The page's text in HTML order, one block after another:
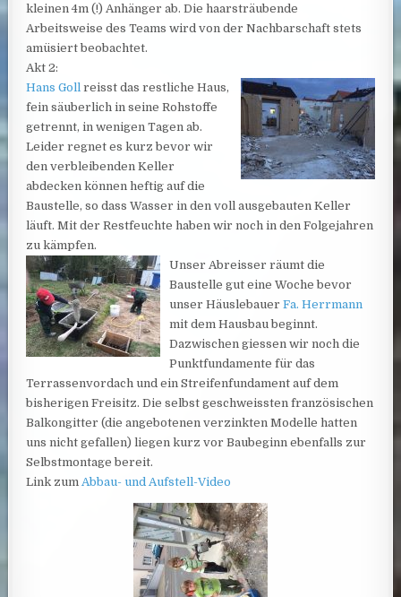
kleinen 4m (!) Anhänger ab. Die haarsträubende
Arbeitsweise des Teams wird von der Nachbarschaft stets
amüsiert beobachtet.
Akt 2:
Hans Gollreisst das restliche Haus,
fein säuberlich in seine Rohstoffe
getrennt, in wenigen Tagen ab.
Leider regnet es kurz bevor wir
den verbleibenden Keller
abdecken können heftig auf die
Baustelle, so dass Wasser in den voll ausgebauten Keller
läuft. Mit der Restfeuchte haben wir noch in den Folgejahren
zu kämpfen.
Unser Abreisser räumt die
Baustelle gut eine Woche bevor
unser HäuslebauerFa. Herrmann
mit dem Hausbau beginnt.
Dazwischen giessen wir noch die
Punktfundamente für das
Terrassenvordach und ein Streifenfundament auf dem
bisherigen Freisitz. Die selbst geschweissten französischen
Balkongitter (die angebotenen verzinkten Modelle hatten
uns nicht gefallen) liegen kurz vor Baubeginn ebenfalls zur
Selbstmontage bereit.
Link zumAbbau- und Aufstell-Video